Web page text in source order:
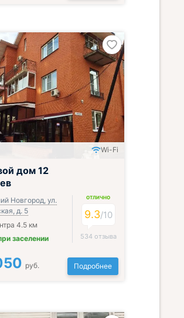
Wi-Fi
дом 12
Новгород, ул.
д. 5
4.5 км
заселении
ОТЛИЧНО
9.3/10
534 отзыва
руб. Подробнее